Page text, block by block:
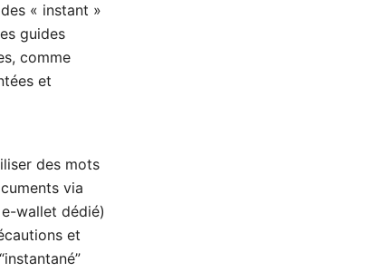
« instant »
guides
comme
et
des mots
via
wallet dédié)
et